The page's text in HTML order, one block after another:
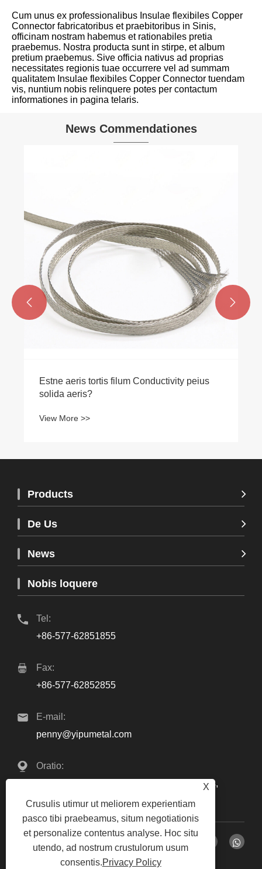
Cum unus ex professionalibus Insulae flexibiles Copper
Connector fabricatoribus et praebitoribus in Sinis,
officinam nostram habemus et rationabiles pretia
praebemus. Nostra producta sunt in stirpe, et album
pretium praebemus. Sive officia nativus ad proprias
necessitates regionis tuae occurrere vel ad summam
qualitatem Insulae flexibiles Copper Connector tuendam
vis, nuntium nobis relinquere potes per contactum
informationes in pagina telaris.
News Commendationes
Estne aeris tortis filum Conductivity peius
solida aeris?
View More >>
 
Products
De Us
News
Nobis loquere
Tel:
+86-577-62851855
Fax:
+86-577-62852855
E-mail:
penny@yipumetal.com
Oratio:
Che Ao Industrial Zonam, Beibaixiang Urbs,
Yueqing, Zhejiang, China
X
Crusulis utimur ut meliorem experientiam
pasco tibi praebeamus, situm negotiationis
et personalize contentus analyse. Hoc situ
utendo, ad nostrum crustulorum usum
consentis.Privacy Policy